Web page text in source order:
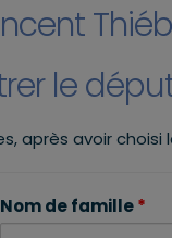
le
après avoir
Nom de famille*